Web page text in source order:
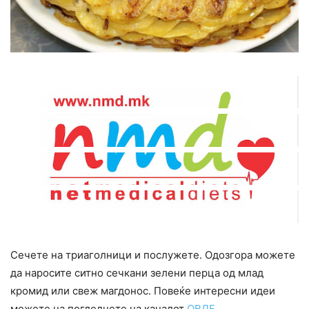
Сечете на триаголници и послужете. Одозгора можете
да наросите ситно сечкани зелени перца од млад
кромид или свеж магдонос. Повеќе интересни идеи